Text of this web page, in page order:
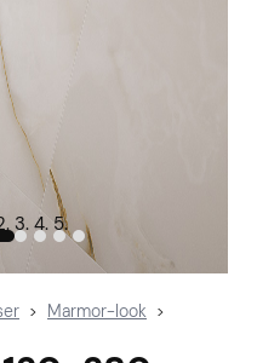
> Marmor-look >